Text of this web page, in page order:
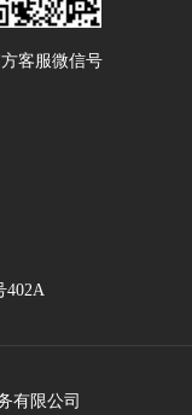
创造性地发明了
染色更省水、更
将起到决定性
客服微信号
402A
有限公司